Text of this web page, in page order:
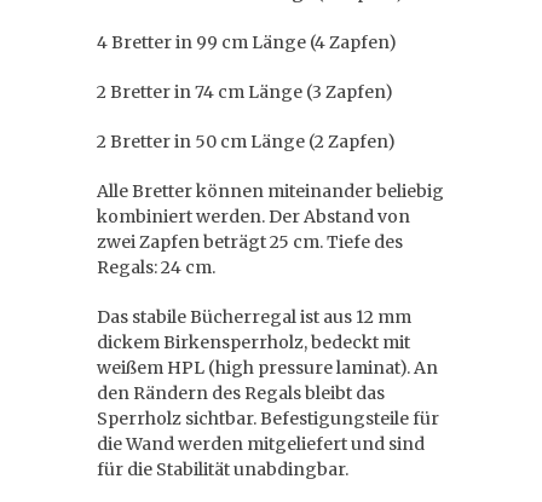
4 Bretter in 99 cm Länge (4 Zapfen)
2 Bretter in 74 cm Länge (3 Zapfen)
2 Bretter in 50 cm Länge (2 Zapfen)
Alle Bretter können miteinander beliebig
kombiniert werden. Der Abstand von
zwei Zapfen beträgt 25 cm. Tiefe des
Regals: 24 cm.
Das stabile Bücherregal ist aus 12 mm
dickem Birkensperrholz, bedeckt mit
weißem HPL (high pressure laminat). An
den Rändern des Regals bleibt das
Sperrholz sichtbar. Befestigungsteile für
die Wand werden mitgeliefert und sind
für die Stabilität unabdingbar.